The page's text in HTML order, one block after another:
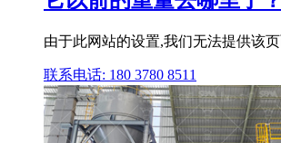
由于此网站的设置,我们无法提供该页
联系电话: 180 3780 8511